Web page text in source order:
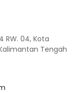
RW. 04, Kota
Tengah